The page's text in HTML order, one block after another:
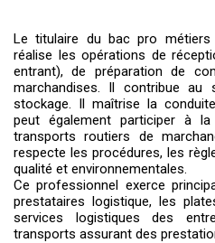
Le titulaire du bac pro
réalise les opérations de
entrant), de préparation de
marchandises. Il contribue
stockage. Il maîtrise la
peut également participer à
transports routiers de
respecte les procédures, les
qualité et environnementales.
Ce professionnel exerce
prestataires logistique, les
services logistiques des
transports assurant des